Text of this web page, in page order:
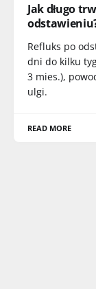
Jak długo
Refluks po
dni do kilku
3 mies.),
ulgi.
READ MORE